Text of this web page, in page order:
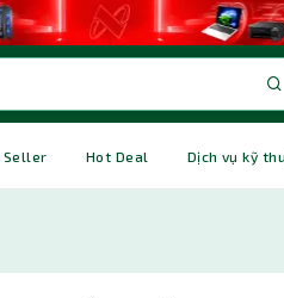
Seller Hot Deal Dịch vụ kỹ